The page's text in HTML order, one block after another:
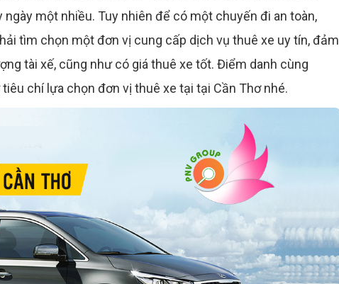
một nhiều. Tuy nhiên để có một chuyến đi an toàn,
tìm chọn một đơn vị cung cấp dịch vụ thuê xe uy tín, đảm
tài xế, cũng như có giá thuê xe tốt. Điểm danh cùng
chí lựa chọn đơn vị thuê xe tại tại Cần Thơ nhé.